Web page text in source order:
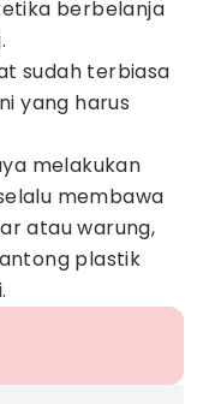
berbelanja
sudah terbiasa
yang harus
melakukan
membawa
atau warung,
plastik